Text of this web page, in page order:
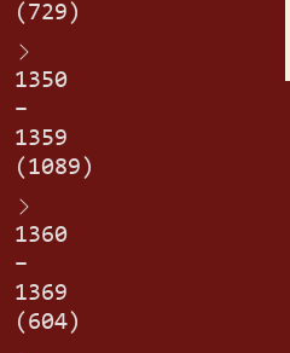
(729)
1350
–
1359
(1089)
1360
–
1369
(604)